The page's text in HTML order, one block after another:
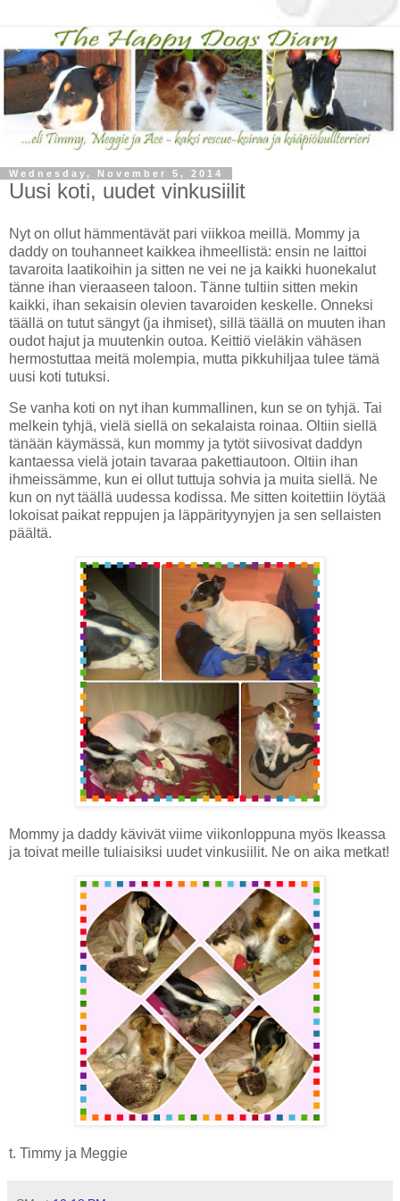
Wednesday, November 5, 2014
Uusi koti, uudet vinkusiilit
Nyt on ollut hämmentävät pari viikkoa meillä. Mommy ja
daddy on touhanneet kaikkea ihmeellistä: ensin ne laittoi
tavaroita laatikoihin ja sitten ne vei ne ja kaikki huonekalut
tänne ihan vieraaseen taloon. Tänne tultiin sitten mekin
kaikki, ihan sekaisin olevien tavaroiden keskelle. Onneksi
täällä on tutut sängyt (ja ihmiset), sillä täällä on muuten ihan
oudot hajut ja muutenkin outoa. Keittiö vieläkin vähäsen
hermostuttaa meitä molempia, mutta pikkuhiljaa tulee tämä
uusi koti tutuksi.
Se vanha koti on nyt ihan kummallinen, kun se on tyhjä. Tai
melkein tyhjä, vielä siellä on sekalaista roinaa. Oltiin siellä
tänään käymässä, kun mommy ja tytöt siivosivat daddyn
kantaessa vielä jotain tavaraa pakettiautoon. Oltiin ihan
ihmeissämme, kun ei ollut tuttuja sohvia ja muita siellä. Ne
kun on nyt täällä uudessa kodissa. Me sitten koitettiin löytää
lokoisat paikat reppujen ja läppärityynyjen ja sen sellaisten
päältä.
Mommy ja daddy kävivät viime viikonloppuna myös Ikeassa
ja toivat meille tuliaisiksi uudet vinkusiilit. Ne on aika metkat!
t. Timmy ja Meggie